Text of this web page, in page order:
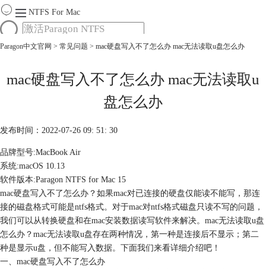
NTFS For Mac
首页
Mac软件大全
购买
Paragon中文官网 > 常见问题 > mac硬盘写入不了怎么办 mac无法读取u盘怎么办
mac硬盘写入不了怎么办 mac无法读取u
盘怎么办
发布时间：2022-07-26 09: 51: 30
品牌型号:MacBook Air
系统:macOS 10.13
软件版本:Paragon NTFS for Mac 15
mac硬盘写入不了怎么办？如果mac对已连接的硬盘仅能读不能写，那连
接的磁盘格式可能是ntfs格式。对于mac对ntfs格式磁盘只读不写的问题，
我们可以从转换硬盘和在mac安装数据读写软件来解决。mac无法读取u盘
怎么办？mac无法读取u盘存在两种情况，第一种是连接后不显示；第二
种是显示u盘，但不能写入数据。下面我们来看详细介绍吧！
一、mac硬盘写入不了怎么办